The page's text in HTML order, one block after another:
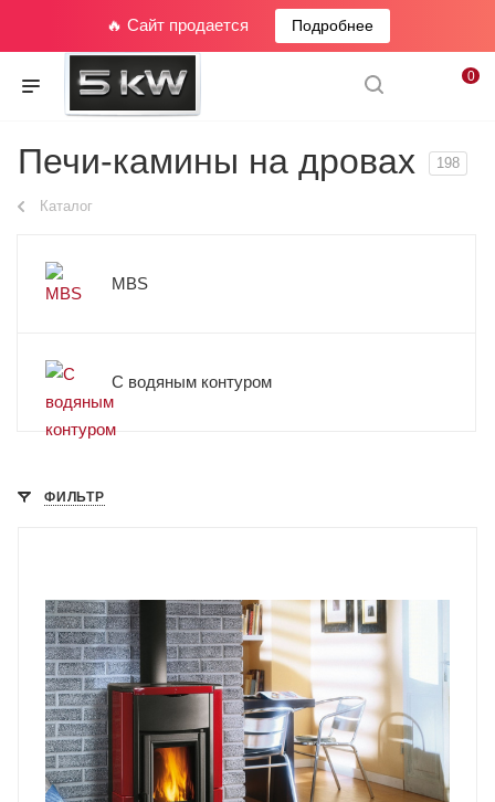
🔥 Сайт продается Подробнее
0
Печи-камины на дровах 198
Каталог
MBS
С водяным контуром
ФИЛЬТР